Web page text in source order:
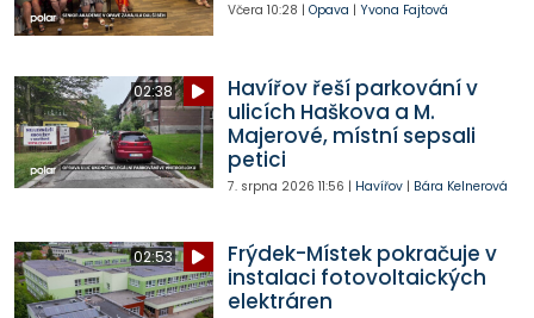
Včera 10:28 | Opava | Yvona Fajtová
02:38
Havířov řeší parkování v
ulicích Haškova a M.
Majerové, místní sepsali
petici
7. srpna 2026 11:56 | Havířov| Bára Kelnerová
02:53
Frýdek-Místek pokračuje v
instalaci fotovoltaických
elektráren